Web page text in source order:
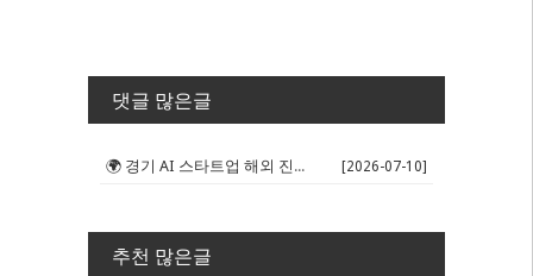
댓글 많은글
🌍 경기 AI 스타트업 해외 진출 판... [2026-07-10]
추천 많은글